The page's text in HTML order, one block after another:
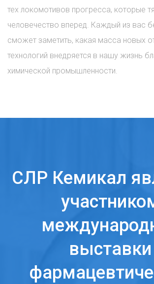
тех локомотивов прогресса, которые
человечество вперед. Каждый из вас
сможет заметить, какая масса новых
технологий внедряется в нашу жизнь
химической промышленности.
СЛР Кемикал
выставки